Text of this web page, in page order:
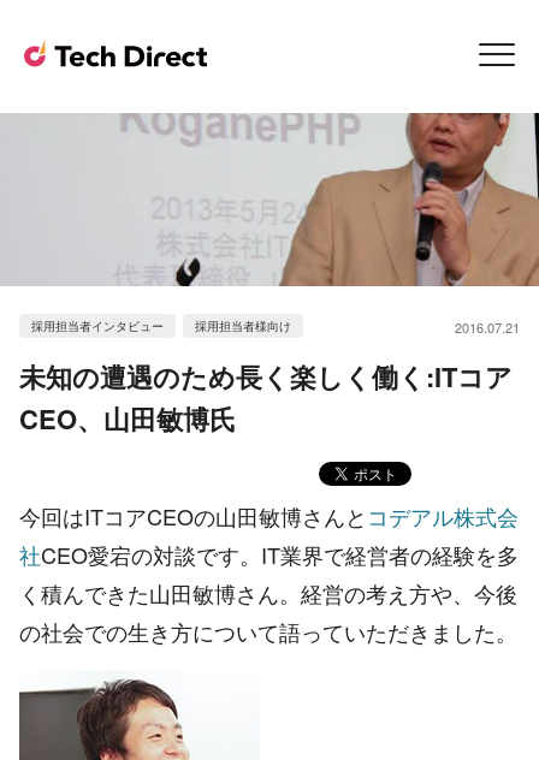
採用担当者インタビュー 採用担当者様向け 2016.07.21
未知の遭遇のため長く楽しく働く:ITコア
CEO、山田敏博氏
今回はITコアCEOの山田敏博さんと コデアル株式会
社CEO愛宕の対談です。IT業界で経営者の経験を多
く積んできた山田敏博さん。経営の考え方や、今後
の社会での生き方について語っていただきました。